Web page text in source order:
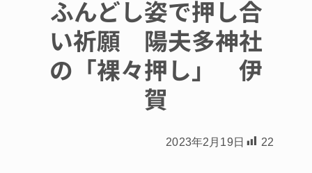
ふんどし姿で押し合
い祈願 陽夫多神社
の「裸々押し」 伊
賀
2023年2月19日 22